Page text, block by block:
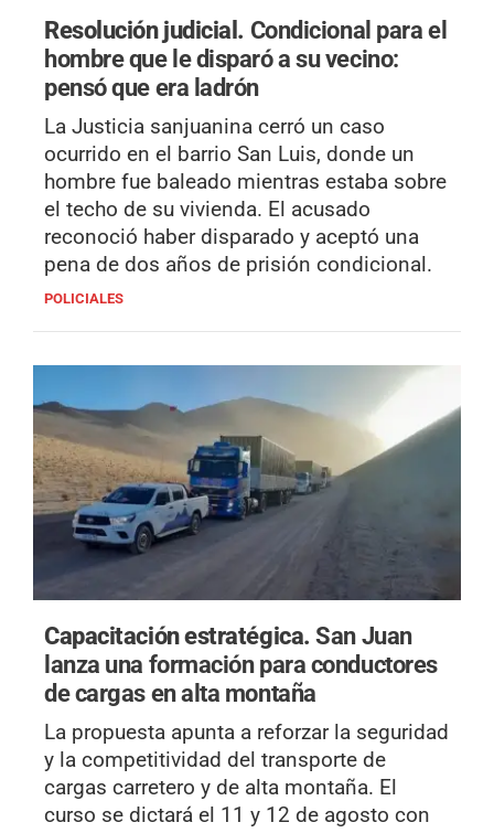
Resolución judicial. Condicional para el
hombre que le disparó a su vecino:
pensó que era ladrón
La Justicia sanjuanina cerró un caso
ocurrido en el barrio San Luis, donde un
hombre fue baleado mientras estaba sobre
el techo de su vivienda. El acusado
reconoció haber disparado y aceptó una
pena de dos años de prisión condicional.
POLICIALES
Capacitación estratégica.San Juan
lanza una formación para conductores
de cargas en alta montaña
La propuesta apunta a reforzar la seguridad
y la competitividad del transporte de
cargas carretero y de alta montaña. El
curso se dictará el 11 y 12 de agosto con